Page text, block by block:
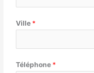
Ville *
Téléphone *